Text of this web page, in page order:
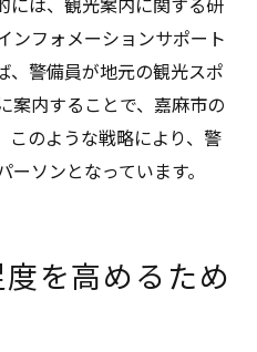
ンフォメーションサポート
、警備員が地元の観光スポ
案内することで、嘉麻市の
このような戦略により、警
ソンとなっています。
を高めるため